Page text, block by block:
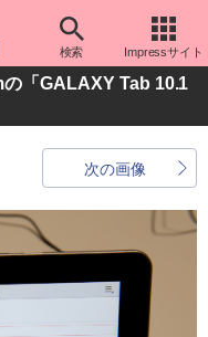
検索 Impressサイト
「GALAXY Tab 10.1
次の画像